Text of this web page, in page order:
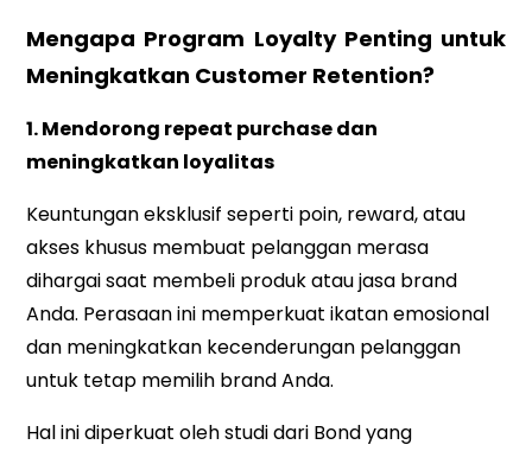
Mengapa Program Loyalty Penting untuk
Meningkatkan Customer Retention?
1. Mendorong repeat purchase dan
meningkatkan loyalitas
Keuntungan eksklusif seperti poin, reward, atau
akses khusus membuat pelanggan merasa
dihargai saat membeli produk atau jasa brand
Anda. Perasaan ini memperkuat ikatan emosional
dan meningkatkan kecenderungan pelanggan
untuk tetap memilih brand Anda.
Hal ini diperkuat oleh studi dari Bond yang